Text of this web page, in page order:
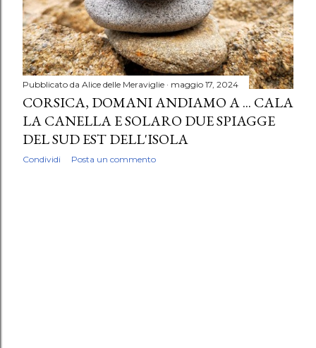
Pubblicato da Alice delle Meraviglie maggio 17, 2024
CORSICA, DOMANI ANDIAMO A ... CALA
LA CANELLA E SOLARO DUE SPIAGGE
DEL SUD EST DELL'ISOLA
Condividi Posta un commento